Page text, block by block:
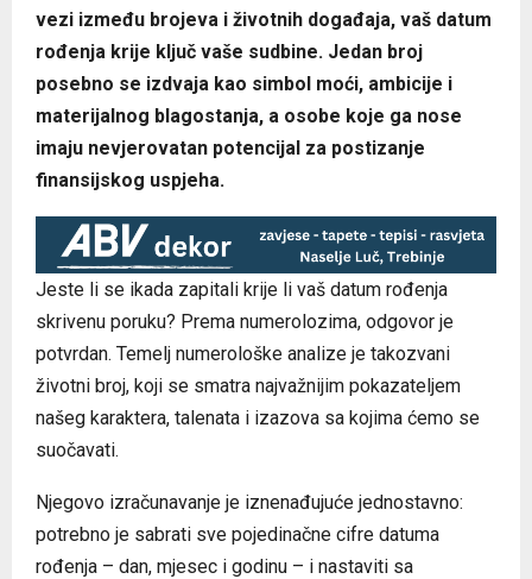
vezi između brojeva i životnih događaja, vaš datum
rođenja krije ključ vaše sudbine. Jedan broj
posebno se izdvaja kao simbol moći, ambicije i
materijalnog blagostanja, a osobe koje ga nose
imaju nevjerovatan potencijal za postizanje
finansijskog uspjeha.
Jeste li se ikada zapitali krije li vaš datum rođenja
skrivenu poruku? Prema numerolozima, odgovor je
potvrdan. Temelj numerološke analize je takozvani
životni broj, koji se smatra najvažnijim pokazateljem
našeg karaktera, talenata i izazova sa kojima ćemo se
suočavati.
Njegovo izračunavanje je iznenađujuće jednostavno:
potrebno je sabrati sve pojedinačne cifre datuma
rođenja – dan, mjesec i godinu – i nastaviti sa